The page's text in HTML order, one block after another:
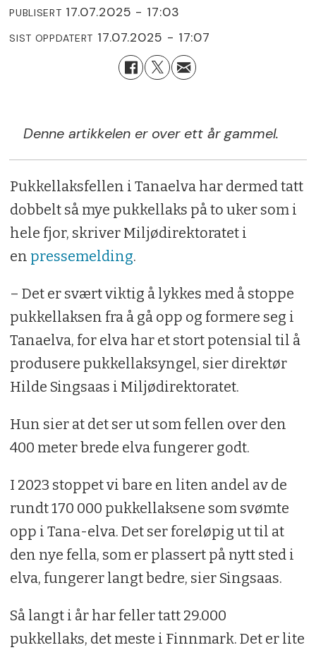
PUBLISERT 17.07.2025 - 17:03
SIST OPPDATERT 17.07.2025 - 17:07
Denne artikkelen er over ett år gammel.
Pukkellaksfellen i Tanaelva har dermed tatt
dobbelt så mye pukkellaks på to uker som i
hele fjor, skriver Miljødirektoratet i
en pressemelding.
– Det er svært viktig å lykkes med å stoppe
pukkellaksen fra å gå opp og formere seg i
Tanaelva, for elva har et stort potensial til å
produsere pukkellaksyngel, sier direktør
Hilde Singsaas i Miljødirektoratet.
Hun sier at det ser ut som fellen over den
400 meter brede elva fungerer godt.
I 2023 stoppet vi bare en liten andel av de
rundt 170 000 pukkellaksene som svømte
opp i Tana-elva. Det ser foreløpig ut til at
den nye fella, som er plassert på nytt sted i
elva, fungerer langt bedre, sier Singsaas.
Så langt i år har feller tatt 29.000
pukkellaks, det meste i Finnmark. Det er lite